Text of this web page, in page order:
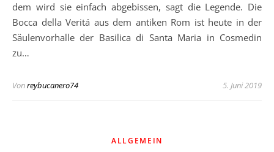
dem wird sie einfach abgebissen, sagt die Legende. Die
Bocca della Veritá aus dem antiken Rom ist heute in der
Säulenvorhalle der Basilica di Santa Maria in Cosmedin
zu…
Vonreybucanero74 5. Juni 2019
ALLGEMEIN